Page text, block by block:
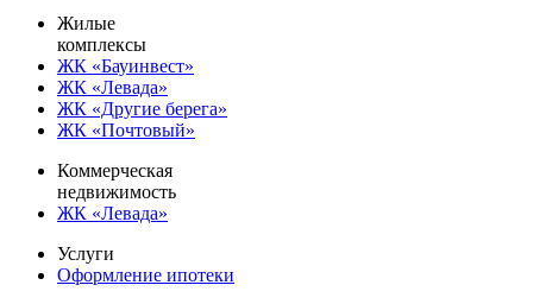
Жилые
комплексы
ЖК «Бауинвест»
ЖК «Левада»
ЖК «Другие берега»
ЖК «Почтовый»
Коммерческая
недвижимость
ЖК «Левада»
Услуги
Оформление ипотеки